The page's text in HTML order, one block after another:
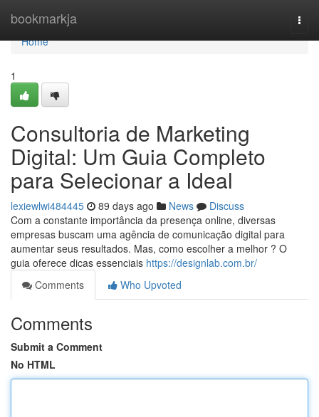
bookmarkja
Home
Home
1
Consultoria de Marketing
Digital: Um Guia Completo
para Selecionar a Ideal
lexiewlwi484445 89 days ago News
Discuss
Com a constante importância da presença online, diversas
empresas buscam uma agência de comunicação digital para
aumentar seus resultados. Mas, como escolher a melhor ? O
guia oferece dicas essenciais https://designlab.com.br/
Comments
Who Upvoted
Comments
Submit a Comment
No HTML